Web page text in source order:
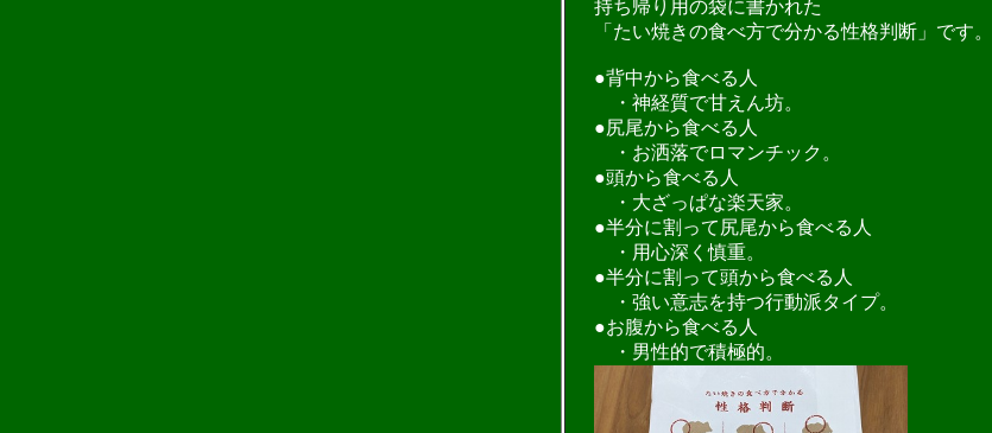
持ち帰り用の袋に書かれた
「たい焼きの食べ方で分かる性格判断」です。
●背中から食べる人
・神経質で甘えん坊。
●尻尾から食べる人
・お洒落でロマンチック。
●頭から食べる人
・大ざっぱな楽天家。
●半分に割って尻尾から食べる人
・用心深く慎重。
●半分に割って頭から食べる人
・強い意志を持つ行動派タイプ。
●お腹から食べる人
・男性的で積極的。